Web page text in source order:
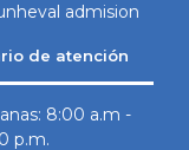
admision
de atención
8:00 a.m -
p.m.